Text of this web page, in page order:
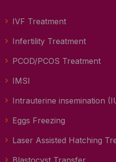
IVF Treatment
Infertility Treatment
PCOD/PCOS Treatment
IMSI
Intrauterine insemination
Eggs Freezing
Laser Assisted Hatching